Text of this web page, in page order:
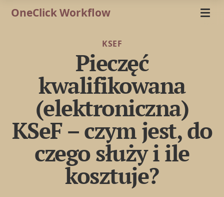
OneClick Workflow
KSEF
Pieczęć
kwalifikowana
(elektroniczna)
KSeF – czym jest, do
czego służy i ile
kosztuje?